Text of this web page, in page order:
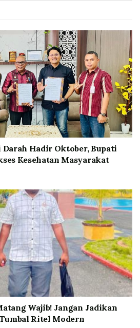
Hadir Oktober, Bupati
Kesehatan Masyarakat
Wajib! Jangan Jadikan
Ritel Modern